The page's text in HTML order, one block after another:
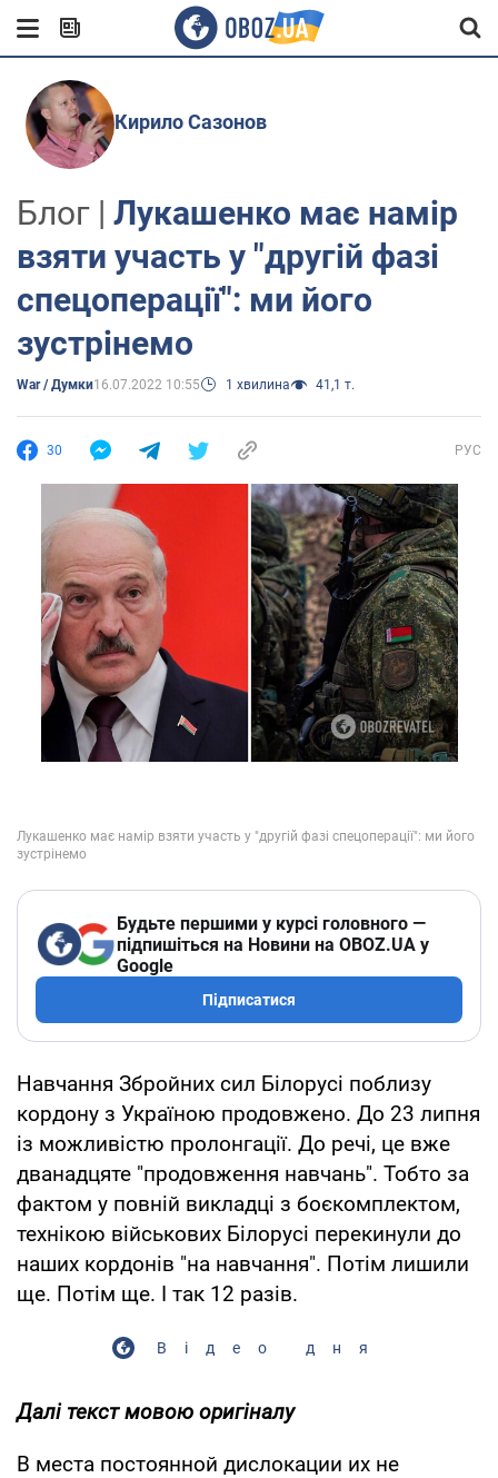
Кирило Сазонов
Блог | Лукашенко має намір
взяти участь у "другій фазі
спецоперації": ми його
зустрінемо
War / Думки16.07.2022 10:55 1 хвилина 41,1 т.
30 РУС
Будьте першими у курсі головного —
підпишіться на Новини на OBOZ.UA у
Google
Підписатися
Навчання Збройних сил Білорусі поблизу
кордону з Україною продовжено. До 23 липня
із можливістю пролонгації. До речі, це вже
дванадцяте "продовження навчань". Тобто за
фактом у повній викладці з боєкомплектом,
технікою військових Білорусі перекинули до
наших кордонів "на навчання". Потім лишили
ще. Потім ще. І так 12 разів.
Відео дня
Далі текст мовою оригіналу
В места постоянной дислокации их не